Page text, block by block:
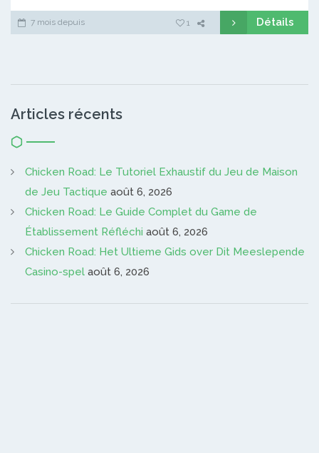
7 mois depuis 1 Détails
Articles récents
Chicken Road: Le Tutoriel Exhaustif du Jeu de Maison
de Jeu Tactique août 6, 2026
Chicken Road: Le Guide Complet du Game de
Établissement Réfléchi août 6, 2026
Chicken Road: Het Ultieme Gids over Dit Meeslepende
Casino-spel août 6, 2026